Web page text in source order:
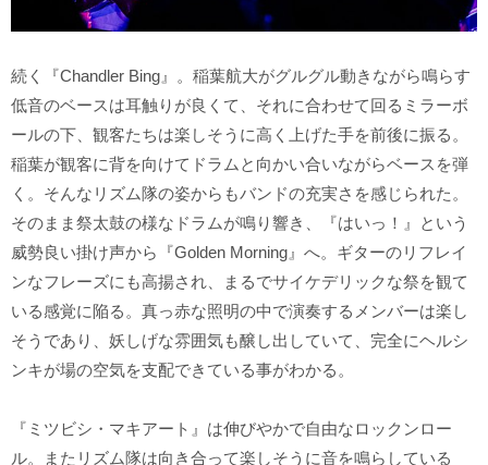
続く『Chandler Bing』。稲葉航大がグルグル動きながら鳴らす
低音のベースは耳触りが良くて、それに合わせて回るミラーボ
ールの下、観客たちは楽しそうに高く上げた手を前後に振る。
稲葉が観客に背を向けてドラムと向かい合いながらベースを弾
く。そんなリズム隊の姿からもバンドの充実さを感じられた。
そのまま祭太鼓の様なドラムが鳴り響き、『はいっ！』という
威勢良い掛け声から『Golden Morning』へ。ギターのリフレイ
ンなフレーズにも高揚され、まるでサイケデリックな祭を観て
いる感覚に陥る。真っ赤な照明の中で演奏するメンバーは楽し
そうであり、妖しげな雰囲気も醸し出していて、完全にヘルシ
ンキが場の空気を支配できている事がわかる。
『ミツビシ・マキアート』は伸びやかで自由なロックンロー
ル。またリズム隊は向き合って楽しそうに音を鳴らしている